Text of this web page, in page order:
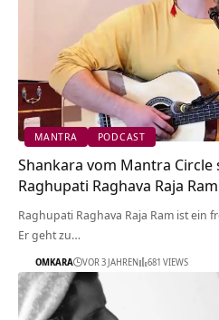
MANTRA PODCAST
Shankara vom Mantra
Raghupati Raghava Raja Ram
Raghupati Raghava Raja Ram ist ein
Er geht zu…
OMKARA VOR 3 JAHREN 681 VIEWS